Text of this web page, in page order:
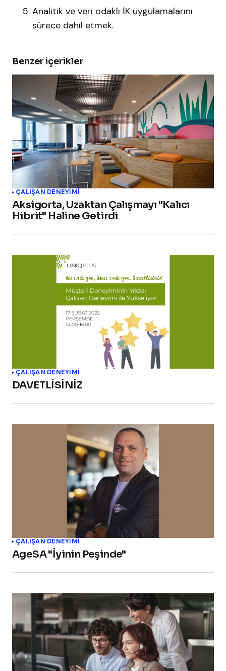
Analitik ve veri odaklı İK uygulamalarını
sürece dahil etmek.
Benzer içerikler
ÇALIŞAN DENEYIMI
Aksigorta, Uzaktan Çalışmayı "Kalıcı
Hibrit" Haline Getirdi
ÇALIŞAN DENEYIMI
DAVETLİSİNİZ
ÇALIŞAN DENEYIMI
AgeSA "İyinin Peşinde"